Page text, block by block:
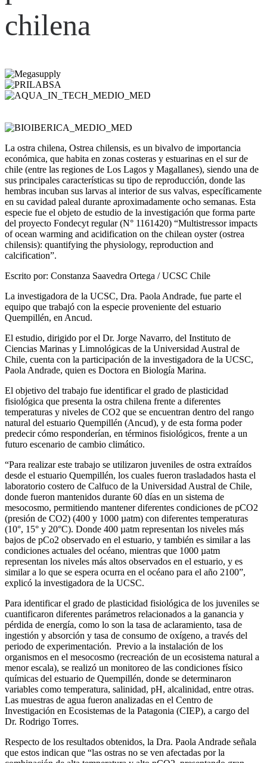
chilena
La ostra chilena, Ostrea chilensis, es un bivalvo de importancia
económica, que habita en zonas costeras y estuarinas en el sur de
chile (entre las regiones de Los Lagos y Magallanes), siendo una de
sus principales características su tipo de reproducción, donde las
hembras incuban sus larvas al interior de sus valvas, específicamente
en su cavidad paleal durante aproximadamente ocho semanas. Esta
especie fue el objeto de estudio de la investigación que forma parte
del proyecto Fondecyt regular (N° 1161420) “Multistressor impacts
of ocean warming and acidification on the chilean oyster (ostrea
chilensis): quantifying the physiology, reproduction and
calcification”.
Escrito por: Constanza Saavedra Ortega / UCSC Chile
La investigadora de la UCSC, Dra. Paola Andrade, fue parte el
equipo que trabajó con la especie proveniente del estuario
Quempillén, en Ancud.
El estudio, dirigido por el Dr. Jorge Navarro, del Instituto de
Ciencias Marinas y Limnológicas de la Universidad Austral de
Chile, cuenta con la participación de la investigadora de la UCSC,
Paola Andrade, quien es Doctora en Biología Marina.
El objetivo del trabajo fue identificar el grado de plasticidad
fisiológica que presenta la ostra chilena frente a diferentes
temperaturas y niveles de CO2 que se encuentran dentro del rango
natural del estuario Quempillén (Ancud), y de esta forma poder
predecir cómo responderían, en términos fisiológicos, frente a un
futuro escenario de cambio climático.
“Para realizar este trabajo se utilizaron juveniles de ostra extraídos
desde el estuario Quempillén, los cuales fueron trasladados hasta el
laboratorio costero de Calfuco de la Universidad Austral de Chile,
donde fueron mantenidos durante 60 días en un sistema de
mesocosmo, permitiendo mantener diferentes condiciones de pCO2
(presión de CO2) (400 y 1000 µatm) con diferentes temperaturas
(10°, 15° y 20°C). Donde 400 µatm representan los niveles más
bajos de pCo2 observado en el estuario, y también es similar a las
condiciones actuales del océano, mientras que 1000 µatm
representan los niveles más altos observados en el estuario, y es
similar a lo que se espera ocurra en el océano para el año 2100”,
explicó la investigadora de la UCSC.
Para identificar el grado de plasticidad fisiológica de los juveniles se
cuantificaron diferentes parámetros relacionados a la ganancia y
pérdida de energía, como lo son la tasa de aclaramiento, tasa de
ingestión y absorción y tasa de consumo de oxígeno, a través del
periodo de experimentación. Previo a la instalación de los
organismos en el mesocosmo (recreación de un ecosistema natural a
menor escala), se realizó un monitoreo de las condiciones físico
químicas del estuario de Quempillén, donde se determinaron
variables como temperatura, salinidad, pH, alcalinidad, entre otras.
Las muestras de agua fueron analizadas en el Centro de
Investigación en Ecosistemas de la Patagonia (CIEP), a cargo del
Dr. Rodrigo Torres.
Respecto de los resultados obtenidos, la Dra. Paola Andrade señala
que estos indican que “las ostras no se ven afectadas por la